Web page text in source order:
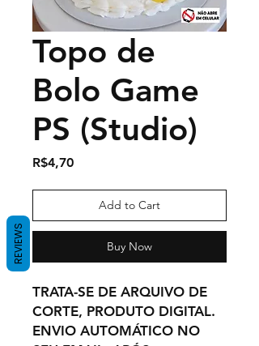
Topo de
Bolo Game
PS (Studio)
R$4,70Price
Add to Cart
Buy Now
TRATA-SE DE ARQUIVO DE
CORTE, PRODUTO DIGITAL.
ENVIO AUTOMÁTICO NO
REVIEWS